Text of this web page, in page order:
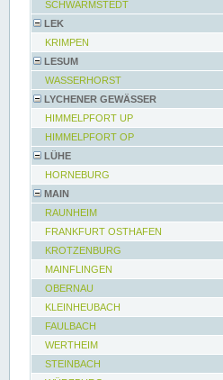
SCHWARMSTEDT
LEK
KRIMPEN
LESUM
WASSERHORST
LYCHENER GEWÄSSER
HIMMELPFORT UP
HIMMELPFORT OP
LÜHE
HORNEBURG
MAIN
RAUNHEIM
FRANKFURT OSTHAFEN
KROTZENBURG
MAINFLINGEN
OBERNAU
KLEINHEUBACH
FAULBACH
WERTHEIM
STEINBACH